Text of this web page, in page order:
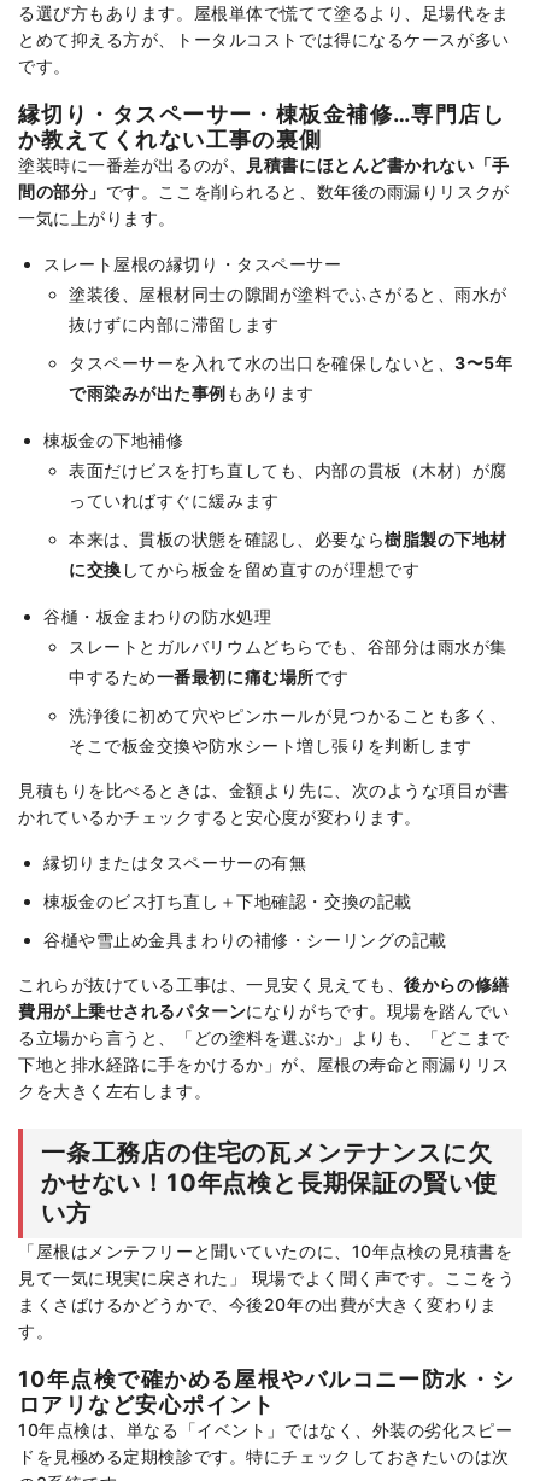
る選び方もあります。屋根単体で慌てて塗るより、足場代をま
とめて抑える方が、トータルコストでは得になるケースが多い
です。
縁切り・タスペーサー・棟板金補修…専門店し
か教えてくれない工事の裏側
塗装時に一番差が出るのが、
見積書にほとんど書かれない「手
間の部分」 です。ここを削られると、数年後の雨漏りリスクが
一気に上がります。
スレート屋根の縁切り・タスペーサー
塗装後、屋根材同士の隙間が塗料でふさがると、雨水が
抜けずに内部に滞留します
タスペーサーを入れて水の出口を確保しないと、3〜5年
で雨染みが出た事例もあります
棟板金の下地補修
表面だけビスを打ち直しても、内部の貫板（木材）が腐
っていればすぐに緩みます
本来は、貫板の状態を確認し、必要なら樹脂製の下地材
に交換 してから板金を留め直すのが理想です
谷樋・板金まわりの防水処理
スレートとガルバリウムどちらでも、谷部分は雨水が集
中するため一番最初に痛む場所です
洗浄後に初めて穴やピンホールが見つかることも多く、
そこで板金交換や防水シート増し張りを判断します
見積もりを比べるときは、金額より先に、次のような項目が書
かれているかチェックすると安心度が変わります。
縁切りまたはタスペーサーの有無
棟板金のビス打ち直し＋下地確認・交換の記載
谷樋や雪止め金具まわりの補修・シーリングの記載
これらが抜けている工事は、一見安く見えても、後からの修繕
費用が上乗せされるパターンになりがちです。現場を踏んでい
る立場から言うと、「どの塗料を選ぶか」よりも、「どこまで
下地と排水経路に手をかけるか」が、屋根の寿命と雨漏りリス
クを大きく左右します。
一条工務店の住宅の瓦メンテナンスに欠
かせない！10年点検と長期保証の賢い使
い方
「屋根はメンテフリーと聞いていたのに、10年点検の見積書を
見て一気に現実に戻された」 現場でよく聞く声です。ここをう
まくさばけるかどうかで、今後20年の出費が大きく変わりま
す。
10年点検で確かめる屋根やバルコニー防水・シ
ロアリなど安心ポイント
10年点検は、単なる「イベント」ではなく、外装の劣化スピー
ドを見極める定期検診です。特にチェックしておきたいのは次